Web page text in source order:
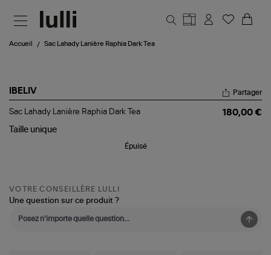
Accueil Sac Lahady Lanière Raphia Dark Tea
IBELIV
Sac
Lanière
Partager
Sac Lahady Lanière Raphia Dark Tea
180,00 €
Taille unique
Épuisé
VOTRE CONSEILLÈRE LULLI
Une question sur ce produit ?